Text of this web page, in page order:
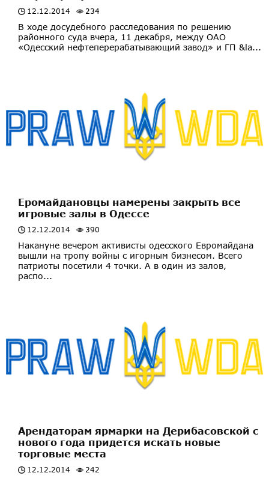
12.12.2014 234
В ходе досудебного расследования по решению
районного суда вчера, 11 декабря, между ОАО
«Одесский нефтеперерабатывающий завод» и ГП &la...
Еромайдановцы намерены закрыть все
игровые залы в Одессе
12.12.2014 390
Накануне вечером активисты одесского Евромайдана
вышли на тропу войны с игорным бизнесом. Всего
патриоты посетили 4 точки. А в один из залов,
распо...
Арендаторам ярмарки на Дерибасовской с
нового года придется искать новые
торговые места
12.12.2014 242